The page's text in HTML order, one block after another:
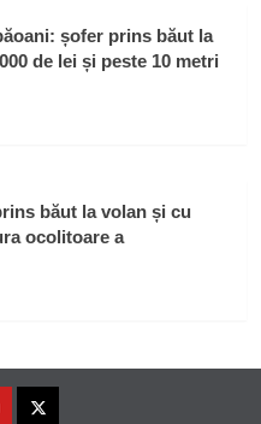
șofer prins băut la
de lei și peste 10 metri
băut la volan și cu
ocolitoare a